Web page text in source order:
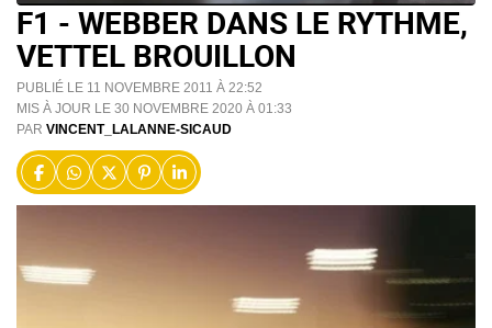
F1 - WEBBER DANS LE RYTHME,
VETTEL BROUILLON
PUBLIÉ LE 11 NOVEMBRE 2011 À 22:52
MIS À JOUR LE 30 NOVEMBRE 2020 À 01:33
PAR VINCENT_LALANNE-SICAUD